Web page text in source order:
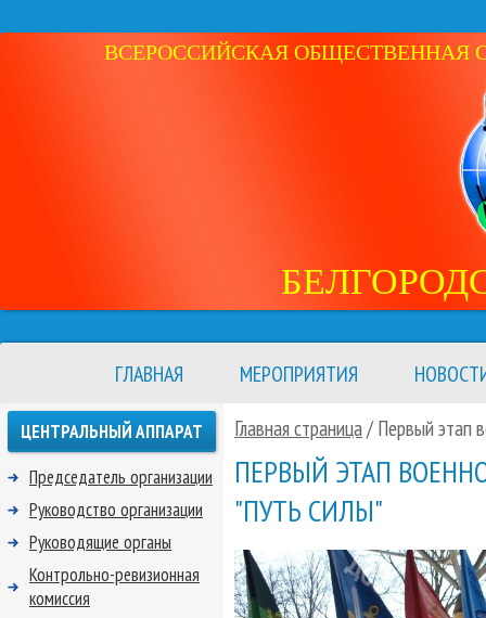
ВСЕРОССИЙСКАЯ ОБЩЕСТВЕННАЯ
ГЛАВНАЯ МЕРОПРИЯТИЯ
Главная страница/ Первый этап
ПЕРВЫЙ ЭТАП
"ПУТЬ СИЛЫ"
ЦЕНТРАЛЬНЫЙ АППАРАТ
Председатель организации
Руководство организации
Руководящие органы
Контрольно-ревизионная
комиссия